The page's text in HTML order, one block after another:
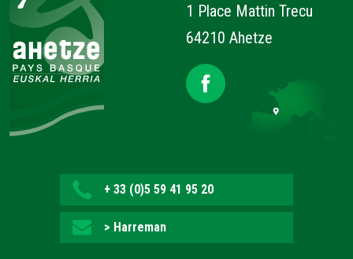
1 Place Mattin Trecu
64210 Ahetze
+ 33 (0)5 59 41 95 20
> Harreman